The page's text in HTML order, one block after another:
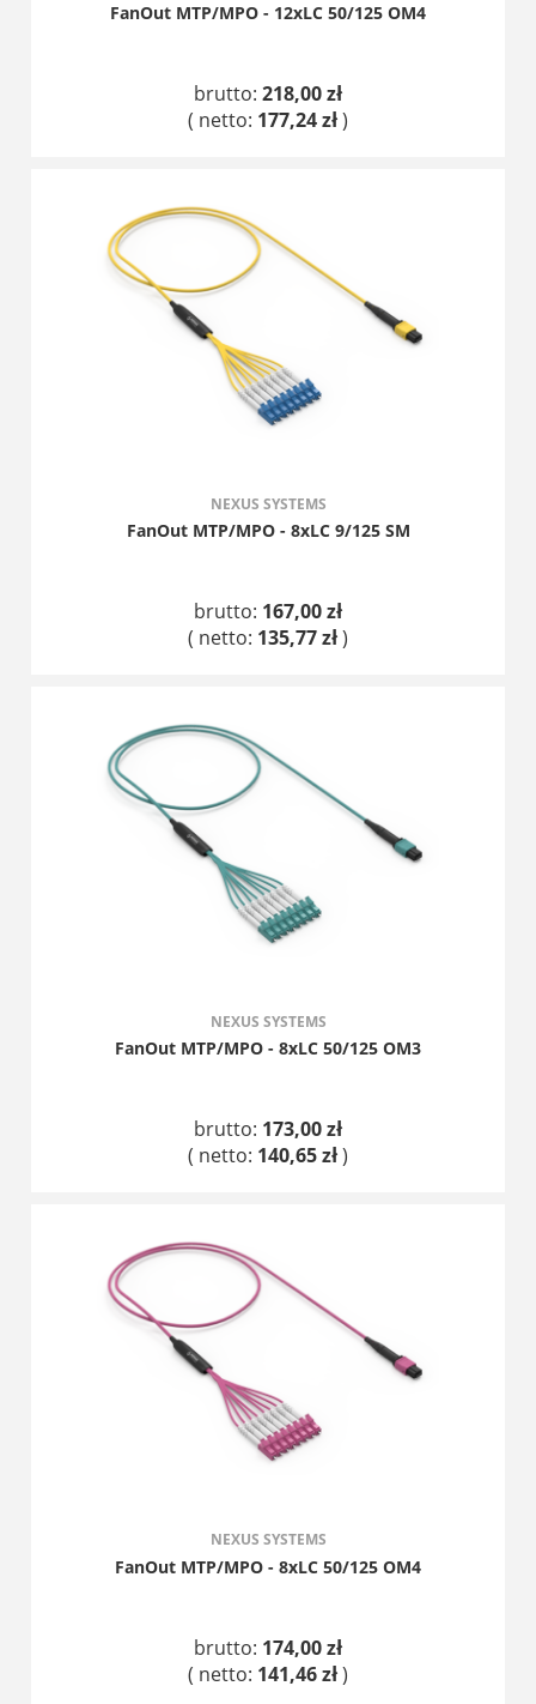
FanOut MTP/MPO - 12xLC 50/125 OM4
brutto: 218,00 zł
( netto: 177,24 zł)
NEXUS SYSTEMS
FanOut MTP/MPO - 8xLC 9/125 SM
brutto: 167,00 zł
( netto: 135,77 zł)
NEXUS SYSTEMS
FanOut MTP/MPO - 8xLC 50/125 OM3
brutto: 173,00 zł
( netto: 140,65 zł)
NEXUS SYSTEMS
FanOut MTP/MPO - 8xLC 50/125 OM4
brutto: 174,00 zł
( netto: 141,46 zł)